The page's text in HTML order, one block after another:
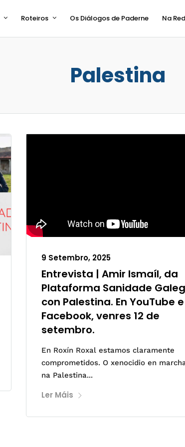
Roteiros Os Diálogos de Paderne Na
Palestina
9 Setembro, 2025
Entrevista | Amir Ismaíl, da
Plataforma Sanidade
con Palestina. En YouTube e
Facebook, venres 12 de
setembro.
En Roxín Roxal estamos claramente
comprometidos. O xenocidio en
na Palestina...
Ler Máis